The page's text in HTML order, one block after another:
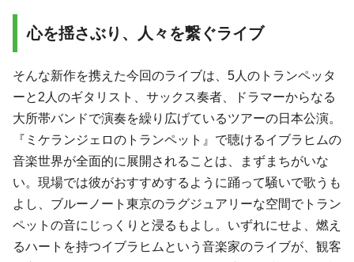
心を揺さぶり、人々を繋ぐライブ
そんな新作を携えた今回のライブは、5人のトランペッタ
ーと2人のギタリスト、サックス奏者、ドラマーからなる
大所帯バンドで演奏を繰り広げているツアーの日本公演。
『ミケランジェロのトランペット』で聴けるイブラヒムの
音楽世界が全面的に展開されることは、まずまちがいな
い。現場では彼がおすすめするように踊って騒いで歌うも
よし、ブルーノート東京のラグジュアリーな空間でトラン
ペットの音にじっくりと浸るもよし。いずれにせよ、燃え
るハートを持つイブラヒムという音楽家のライブが、観客